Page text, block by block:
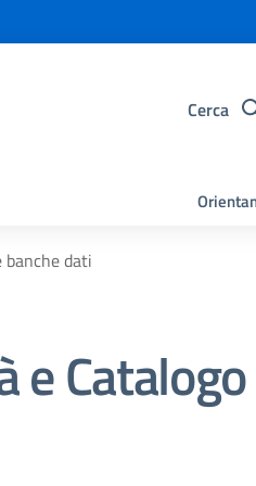
Cerca
dati
e